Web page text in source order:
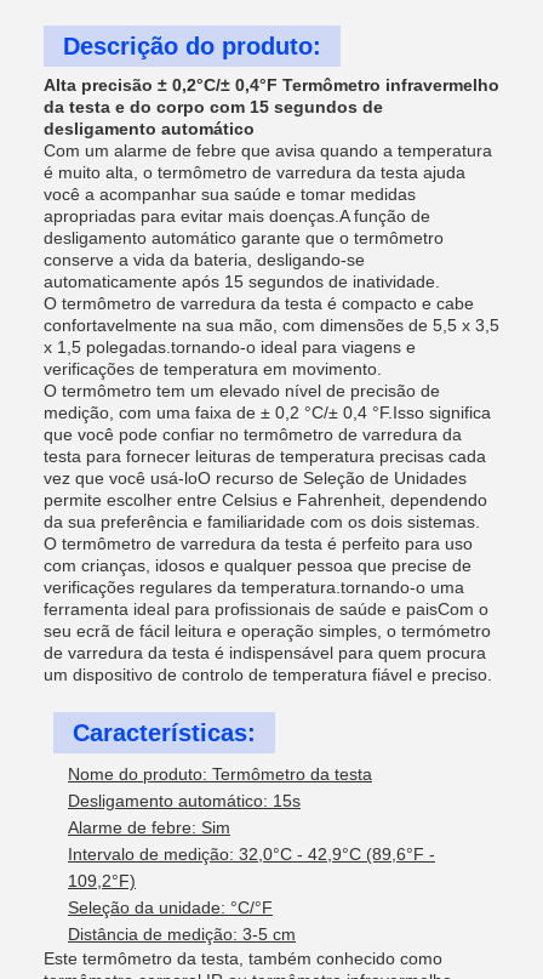
Descrição do produto:
Alta precisão ± 0,2°C/± 0,4°F Termômetro infravermelho
da testa e do corpo com 15 segundos de
desligamento automático
Com um alarme de febre que avisa quando a temperatura
é muito alta, o termômetro de varredura da testa ajuda
você a acompanhar sua saúde e tomar medidas
apropriadas para evitar mais doenças.A função de
desligamento automático garante que o termômetro
conserve a vida da bateria, desligando-se
automaticamente após 15 segundos de inatividade.
O termômetro de varredura da testa é compacto e cabe
confortavelmente na sua mão, com dimensões de 5,5 x 3,5
x 1,5 polegadas.tornando-o ideal para viagens e
verificações de temperatura em movimento.
O termômetro tem um elevado nível de precisão de
medição, com uma faixa de ± 0,2 °C/± 0,4 °F.Isso significa
que você pode confiar no termômetro de varredura da
testa para fornecer leituras de temperatura precisas cada
vez que você usá-loO recurso de Seleção de Unidades
permite escolher entre Celsius e Fahrenheit, dependendo
da sua preferência e familiaridade com os dois sistemas.
O termômetro de varredura da testa é perfeito para uso
com crianças, idosos e qualquer pessoa que precise de
verificações regulares da temperatura.tornando-o uma
ferramenta ideal para profissionais de saúde e paisCom o
seu ecrã de fácil leitura e operação simples, o termómetro
de varredura da testa é indispensável para quem procura
um dispositivo de controlo de temperatura fiável e preciso.
Características:
Nome do produto: Termômetro da testa
Desligamento automático: 15s
Alarme de febre: Sim
Intervalo de medição: 32,0°C - 42,9°C (89,6°F -
109,2°F)
Seleção da unidade: °C/°F
Distância de medição: 3-5 cm
Este termômetro da testa, também conhecido como